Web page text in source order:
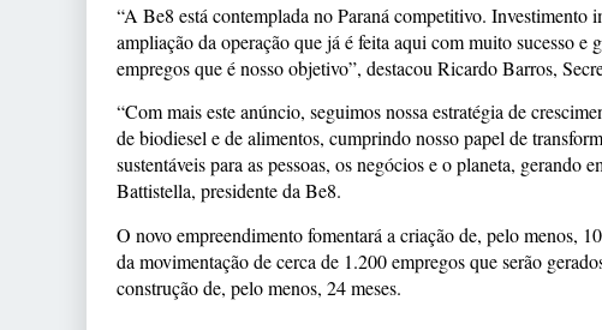
“A Be8 está contemplada no Paraná competitivo. Investimento
ampliação da operação que já é feita aqui com muito sucesso
empregos que é nosso objetivo”, destacou Ricardo Barros,
“Com mais este anúncio, seguimos nossa estratégia de
de biodiesel e de alimentos, cumprindo nosso papel de
sustentáveis para as pessoas, os negócios e o planeta,
Battistella, presidente da Be8.
O novo empreendimento fomentará a criação de, pelo menos,
da movimentação de cerca de 1.200 empregos que serão
construção de, pelo menos, 24 meses.